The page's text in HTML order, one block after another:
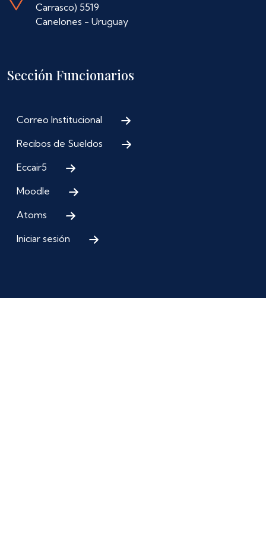
Carrasco) 5519
Canelones - Uruguay
Sección Funcionarios
Correo Institucional
Recibos de Sueldos
Eccair5
Moodle
Atoms
Iniciar sesión